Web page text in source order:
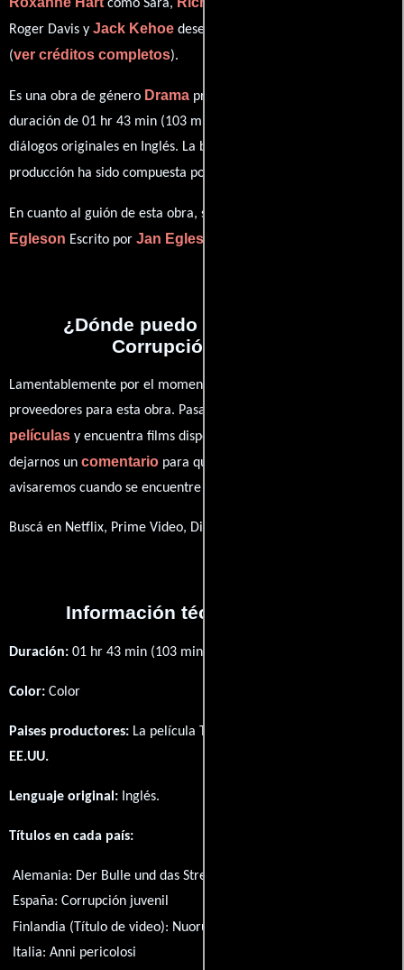
como Sara,
Roger Davis y Jack Kehoe desempeñando el papel de Nikos
(ver créditos completos).
Es una obra de género Drama producida en EE.UU.. Con una
duración de 01 hr 43 min (103 minutos), esta película tiene
diálogos originales en Inglés. La banda sonora para esta
producción ha sido compuesta por
En cuanto al guión de esta obra, se encuentra a cargo de
Egleson Escrito por Jan Egleson
¿Dónde puedo ver la películas
Corrupción juvenil?
Lamentablemente por el momento no contamos con enlaces a
proveedores para esta obra. Pasa por nuestro catálogo de
películas y encuentra films disponibles. También puedes
dejarnos un comentario para que le demos prioridad y te
avisaremos cuando se encuentre disponible
Buscá en Netflix, Prime Video, Disney+
Información técnica y general
Duración: 01 hr 43 min (103 minutos) .
Color: Color
Paises productores: La película The Little Sister fué producida en
EE.UU.
Lenguaje original: Inglés.
Títulos en cada país:
Alemania: Der Bulle und das Streetgirl
España:Corrupción juvenil
Finlandia (Título de video): Nuoruus vuodet
Italia:Anni pericolosi